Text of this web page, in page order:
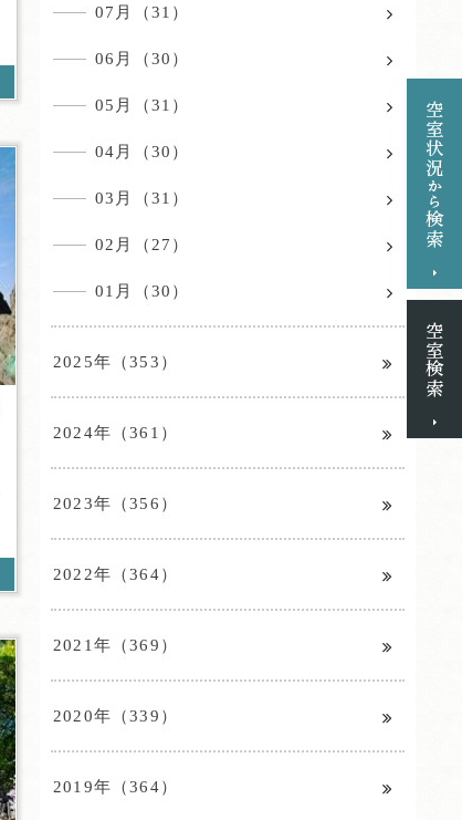
07月（31）
06月（30）
05月（31）
04月（30）
03月（31）
02月（27）
01月（30）
2025年（353）
2024年（361）
2023年（356）
2022年（364）
2021年（369）
2020年（339）
2019年（364）